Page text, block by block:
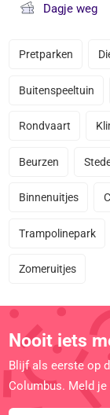
Dagje weg
Pretparken
Buitenspeeltuin
Rondvaart
Beurzen
Binnenuitjes
Trampolinepark
Zomeruitjes
Nooit iets
Blijf als eerste op
Columbus. Meld je